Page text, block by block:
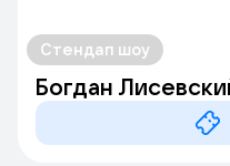
Стендап шоу
Богдан